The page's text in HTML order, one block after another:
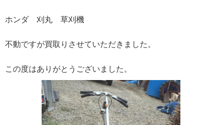
ホンダ 刈丸 草刈機
不動ですが買取りさせていただきました。
この度はありがとうございました。